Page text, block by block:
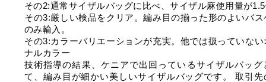
その2:通常サイザルバッグに比べ、サイザル麻使用量が
その3:厳しい検品をクリア。編み目の揃った形のよいバス
のみ輸入。
その3:カラーバリエーションが充実。他では扱っていない
ナルカラー
技術指導の結果、ケニアで出回っているサイザルバッグ
て、編み目が細かい美しいサイザルバッグです。 取引先